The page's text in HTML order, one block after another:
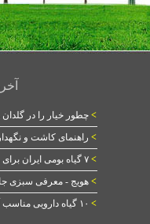
> چطور خیار را در
> راهنمای کاشت و
> ۷ گیاه بومی ایران برای بالکن‌های آفتاب‌گیر؛ کم‌توقع و مقاوم
> هویج - معرفی سبزی
> ۱۰ گیاه دارویی مناسب آپارتمان برای کاهش استرس و بهبود خواب